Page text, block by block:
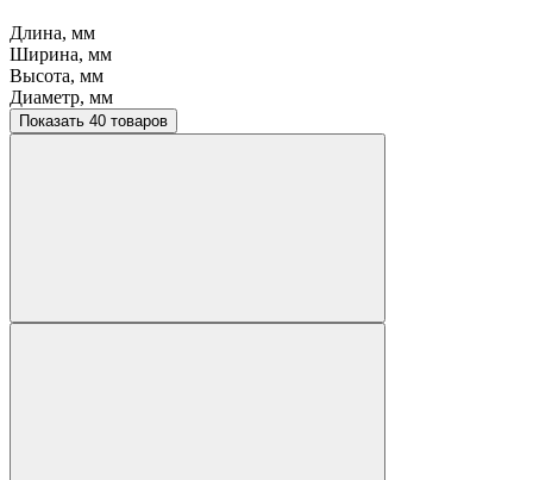
Длина, мм
Ширина, мм
Высота, мм
Диаметр, мм
Показать 40 товаров